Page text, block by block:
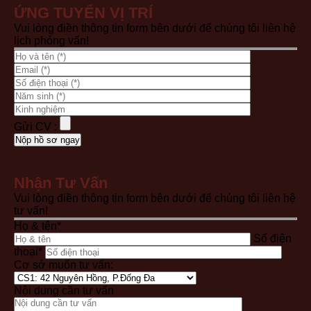
ỨNG TUYỂN VỊ TRÍ
Vui lòng điền thông tin form bên dưới để chúng tôi liên hệ
lịch phỏng vấn!
Gửi CV :
Nhận Tư Vấn
Vui lòng điền thông tin form bên dưới để chúng tôi liên hệ
tư vấn!
Họ & tên*
Số điện
thoại*
Cơ sở muốn tư vấn:
Nội dung cần tư vấn